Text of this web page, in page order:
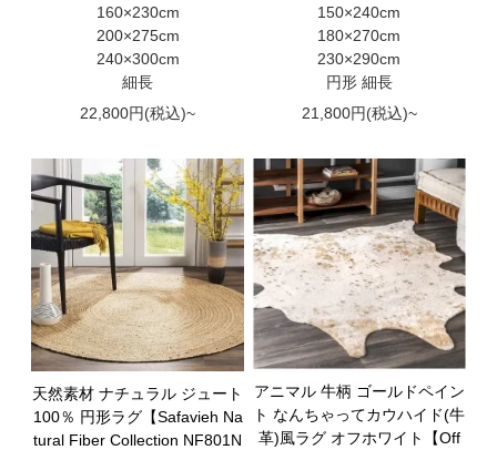
160×230cm
200×275cm
240×300cm
細長
22,800円(税込)~
150×240cm
180×270cm
230×290cm
円形 細長
21,800円(税込)~
天然素材 ナチュラル ジュート
100％ 円形ラグ【Safavieh Na
tural Fiber Collection NF801N
アニマル 牛柄 ゴールドペイン
ト なんちゃってカウハイド(牛
革)風ラグ オフホワイト【Off